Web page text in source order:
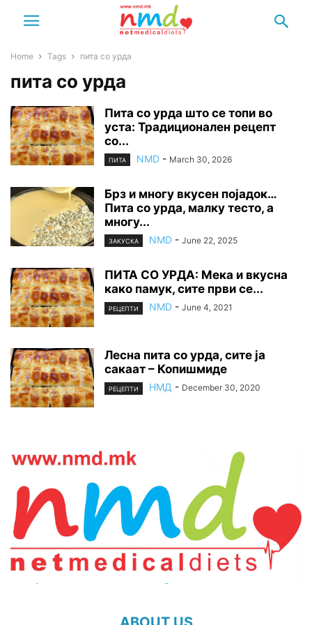
Home Tags пита со урда
пита со урда
Пита со урда што се топи во
уста: Традиционален рецепт
со...
ПИТА NMD - March 30, 2026
Брз и многу вкусен појадок…
Пита со урда, малку тесто, а
многу...
ЗАКУСКА NMD - June 22, 2025
ПИТА СО УРДА: Мека и вкусна
како памук, сите први се...
РЕЦЕПТИ NMD - June 4, 2021
Лесна пита со урда, сите ја
сакаат – Копишмиде
РЕЦЕПТИ НМД - December 30, 2020